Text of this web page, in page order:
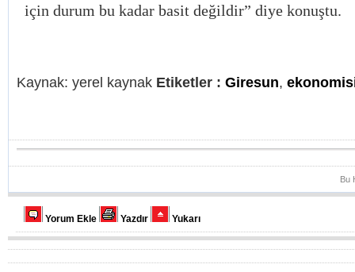
için durum bu kadar basit değildir” diye konuştu.
Kaynak: yerel kaynak Etiketler : Giresun,
Bu
Yorum Ekle Yazdır Yukarı